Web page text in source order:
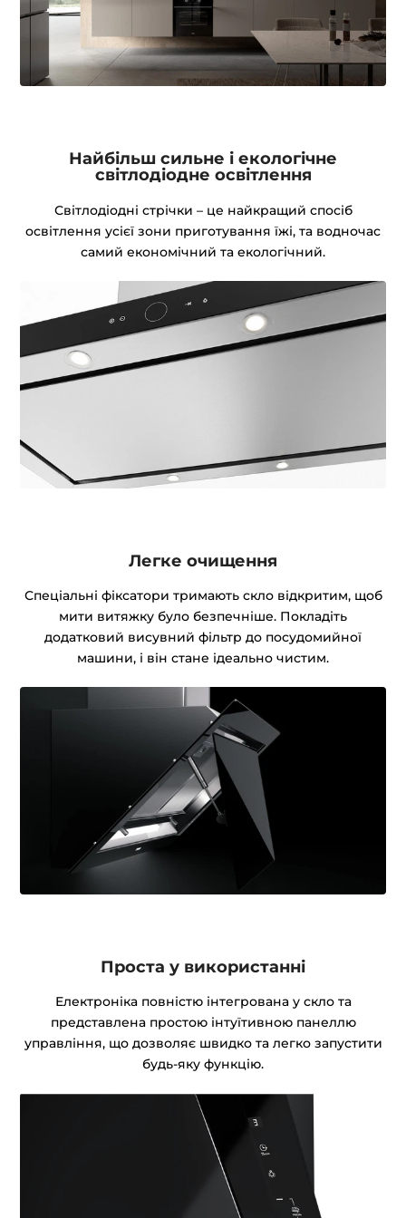
Найбільш сильне і екологічне
світлодіодне освітлення
Світлодіодні стрічки – це найкращий спосіб
освітлення усієї зони приготування їжі, та водночас
самий економічний та екологічний.
Легке очищення
Спеціальні фіксатори тримають скло відкритим, щоб
мити витяжку було безпечніше. Покладіть
додатковий висувний фільтр до посудомийної
машини, і він стане ідеально чистим.
Проста у використанні
Електроніка повністю інтегрована у скло та
представлена простою інтуїтивною панеллю
управління, що дозволяє швидко та легко запустити
будь-яку функцію.